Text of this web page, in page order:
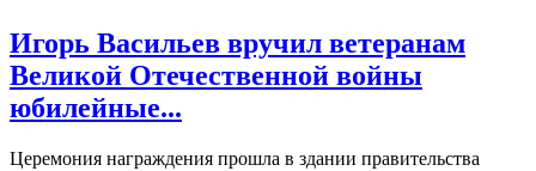
Игорь Васильев вручил ветеранам
Великой Отечественной войны
юбилейные...
Церемония награждения прошла в здании правительства